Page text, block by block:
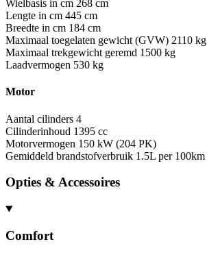
Wielbasis in cm 268 cm
Lengte in cm 445 cm
Breedte in cm 184 cm
Maximaal toegelaten gewicht (GVW) 2110 kg
Maximaal trekgewicht geremd 1500 kg
Laadvermogen 530 kg
Motor
Aantal cilinders 4
Cilinderinhoud 1395 cc
Motorvermogen 150 kW (204 PK)
Gemiddeld brandstofverbruik 1.5L per 100km
Opties & Accessoires
Comfort